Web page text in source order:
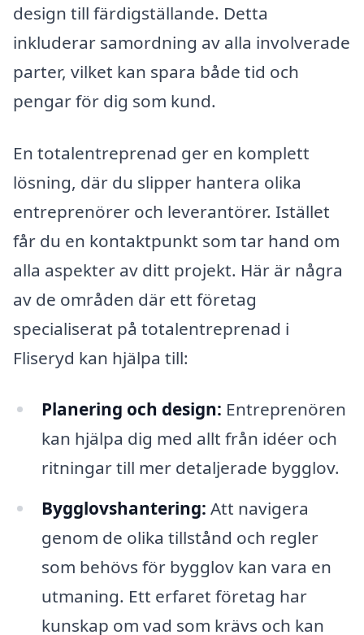
design till färdigställande. Detta
inkluderar samordning av alla involverade
parter, vilket kan spara både tid och
pengar för dig som kund.
En totalentreprenad ger en komplett
lösning, där du slipper hantera olika
entreprenörer och leverantörer. Istället
får du en kontaktpunkt som tar hand om
alla aspekter av ditt projekt. Här är några
av de områden där ett företag
specialiserat på totalentreprenad i
Fliseryd kan hjälpa till:
Planering och design: Entreprenören
kan hjälpa dig med allt från idéer och
ritningar till mer detaljerade bygglov.
Bygglovshantering: Att navigera
genom de olika tillstånd och regler
som behövs för bygglov kan vara en
utmaning. Ett erfaret företag har
kunskap om vad som krävs och kan